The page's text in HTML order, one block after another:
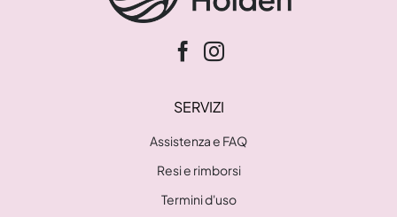
SERVIZI
Assistenza e FAQ
Resi e rimborsi
Termini d'uso